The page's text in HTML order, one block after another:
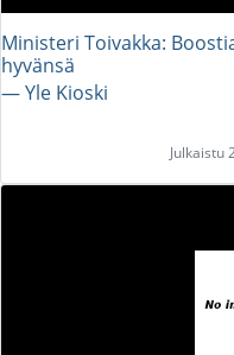
Ministeri Toivakka:
hyvänsä
― Yle Kioski
Julkaistu